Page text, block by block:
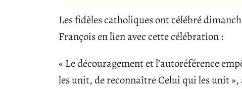
Les fidèles catholiques ont célébré
François en lien avec cette célébration :
« Le découragement et l’autoréférence
les unit, de reconnaître Celui qui les unit